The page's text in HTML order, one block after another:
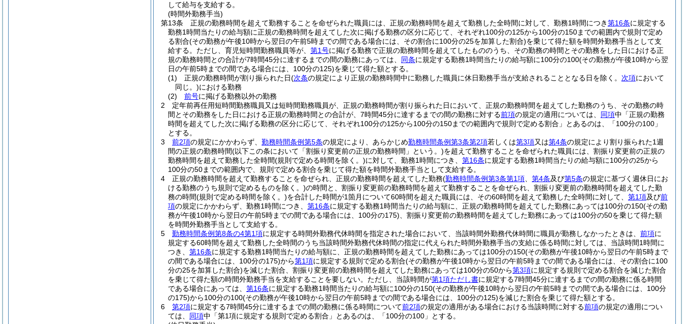
して給与を支給する。
(時間外勤務手当)
第13条
正規の勤務時間を超えて勤務することを命ぜられた職員には、正規の勤務時間を超えて勤務した全時間に対して、勤務1時間につき第16条に規定する
勤務1時間当たりの給与額に正規の勤務時間を超えてした次に掲げる勤務の区分に応じて、それぞれ100分の125から100分の150までの範囲内で規則で定め
る割合(その勤務が午後10時から翌日の午前5時までの間である場合には、その割合に100分の25を加算した割合)を乗じて得た額を時間外勤務手当として支
給する。 ただし、育児短時間勤務職員等が、 第1号に掲げる勤務で正規の勤務時間を超えてしたもののうち、その勤務の時間とその勤務をした日における正
規の勤務時間との合計が7時間45分に達するまでの間の勤務にあっては、 同条に規定する勤務1時間当たりの給与額に100分の100(その勤務が午後10時から翌
日の午前5時までの間である場合には、100分の125)を乗じて得た額とする。
(1)
正規の勤務時間が割り振られた日(次条の規定により正規の勤務時間中に勤務した職員に休日勤務手当が支給されることとなる日を除く。 次項において
同じ。)における勤務
(2)
前号に掲げる勤務以外の勤務
2
定年前再任用短時間勤務職員又は短時間勤務職員が、正規の勤務時間が割り振られた日において、正規の勤務時間を超えてした勤務のうち、その勤務の時
間とその勤務をした日における正規の勤務時間との合計が、7時間45分に達するまでの間の勤務に対する前項の規定の適用については、 同項中「正規の勤務
時間を超えてした次に掲げる勤務の区分に応じて、それぞれ100分の125から100分の150までの範囲内で規則で定める割合」とあるのは、「100分の100」
とする。
3
前2項の規定にかかわらず、 勤務時間条例第5条の規定により、あらかじめ勤務時間条例第3条第2項若しくは第3項又は第4条の規定により割り振られた1週
間の正規の勤務時間(以下この条において「割振り変更前の正規の勤務時間」という。)を超えて勤務することを命ぜられた職員には、割振り変更前の正規の
勤務時間を超えて勤務した全時間(規則で定める時間を除く。)に対して、勤務1時間につき、 第16条に規定する勤務1時間当たりの給与額に100分の25から
100分の50までの範囲内で、規則で定める割合を乗じて得た額を時間外勤務手当として支給する。
4
正規の勤務時間を超えて勤務することを命ぜられ、正規の勤務時間を超えてした勤務(勤務時間条例第3条第1項 第4条及び第5条の規定に基づく週休日にお
ける勤務のうち規則で定めるものを除く。)の時間と、割振り変更前の勤務時間を超えて勤務することを命ぜられ、割振り変更前の勤務時間を超えてした勤
務の時間(規則で定める時間を除く。)を合計した時間が1箇月について60時間を超えた職員には、その60時間を超えて勤務した全時間に対して、 第1項及び前
項の規定にかかわらず、勤務1時間につき、 第16条に規定する勤務1時間当たりの給与額に、正規の勤務時間を超えてした勤務にあっては100分の150(その勤
務が午後10時から翌日の午前5時までの間である場合には、100分の175) 、割振り変更前の勤務時間を超えてした勤務にあっては100分の50を乗じて得た額
を時間外勤務手当として支給する。
5
勤務時間条例第8条の4第1項に規定する時間外勤務代休時間を指定された場合において、当該時間外勤務代休時間に職員が勤務しなかったときは、 前項に
規定する60時間を超えて勤務した全時間のうち当該時間外勤務代休時間の指定に代えられた時間外勤務手当の支給に係る時間に対しては、当該時間1時間に
つき、 第16条に規定する勤務1時間当たりの給与額に、正規の勤務時間を超えてした勤務にあっては100分の150(その勤務が午後10時から翌日の午前5時まで
の間である場合には、100分の175)から第1項に規定する規則で定める割合(その勤務が午後10時から翌日の午前5時までの間である場合には、その割合に100
分の25を加算した割合)を減じた割合、割振り変更前の勤務時間を超えてした勤務にあっては100分の50から第3項に規定する規則で定める割合を減じた割合
を乗じて得た額の時間外勤務手当を支給することを要しない。 ただし、当該時間が第1項ただし書に規定する7時間45分に達するまでの間の勤務に係る時間
である場合にあっては、 第16条に規定する勤務1時間当たりの給与額に100分の150(その勤務が午後10時から翌日の午前5時までの間である場合には、100分
の175)から100分の100(その勤務が午後10時から翌日の午前5時までの間である場合には、100分の125)を減じた割合を乗じて得た額とする。
6
第2項に規定する7時間45分に達するまでの間の勤務に係る時間について前2項の規定の適用がある場合における当該時間に対する前項の規定の適用につい
ては、 同項中「第1項に規定する規則で定める割合」とあるのは、「100分の100」とする。